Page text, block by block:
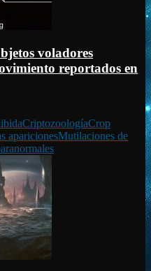
voladores
reportados en
CriptozoologíaCrop
aparicionesMutilaciones de